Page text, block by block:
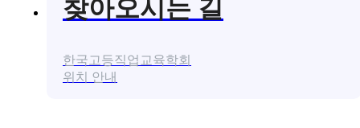
찾아오시는 길
한국고등직업교육학회
위치 안내